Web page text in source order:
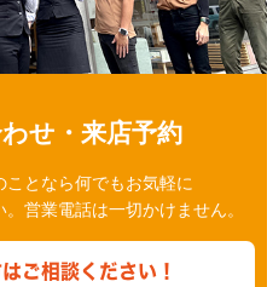
せ・来店予約
ことなら何でもお気軽に
営業電話は一切かけません。
ご相談ください！